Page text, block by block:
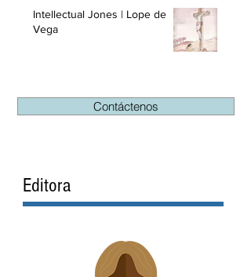
Editora
Contáctenos
Intellectual Jones | Lope de
Vega